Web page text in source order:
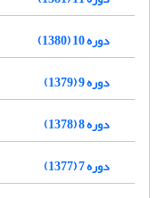
دوره 10 (1380)
دوره 9 (1379)
دوره 8 (1378)
دوره 7 (1377)